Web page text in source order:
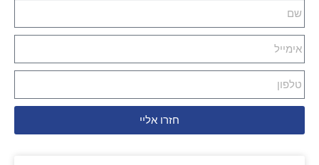
חזרו אליי